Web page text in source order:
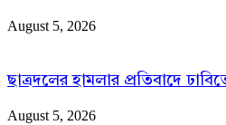
August 5, 2026
ছাত্রদলের হামলার প্রতিবাদে
August 5, 2026